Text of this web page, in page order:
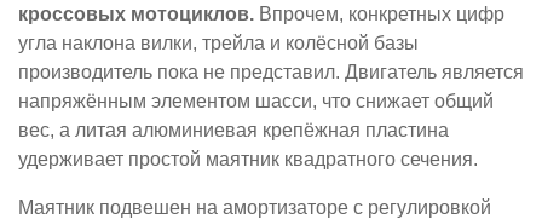
кроссовых мотоциклов. Впрочем, конкретных цифр
угла наклона вилки, трейла и колёсной базы
производитель пока не представил. Двигатель является
напряжённым элементом шасси, что снижает общий
вес, а литая алюминиевая крепёжная пластина
удерживает простой маятник квадратного сечения.
Маятник подвешен на амортизаторе с регулировкой